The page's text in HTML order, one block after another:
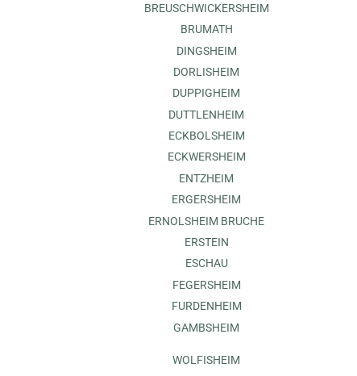
BREUSCHWICKERSHEIM
BRUMATH
DINGSHEIM
DORLISHEIM
DUPPIGHEIM
DUTTLENHEIM
ECKBOLSHEIM
ECKWERSHEIM
ENTZHEIM
ERGERSHEIM
ERNOLSHEIM BRUCHE
ERSTEIN
ESCHAU
FEGERSHEIM
FURDENHEIM
GAMBSHEIM
WOLFISHEIM